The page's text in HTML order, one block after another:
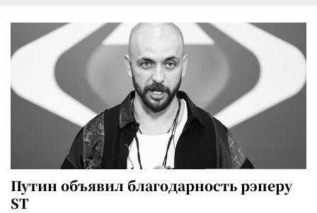
Путин объявил благодарность рэперу
ST